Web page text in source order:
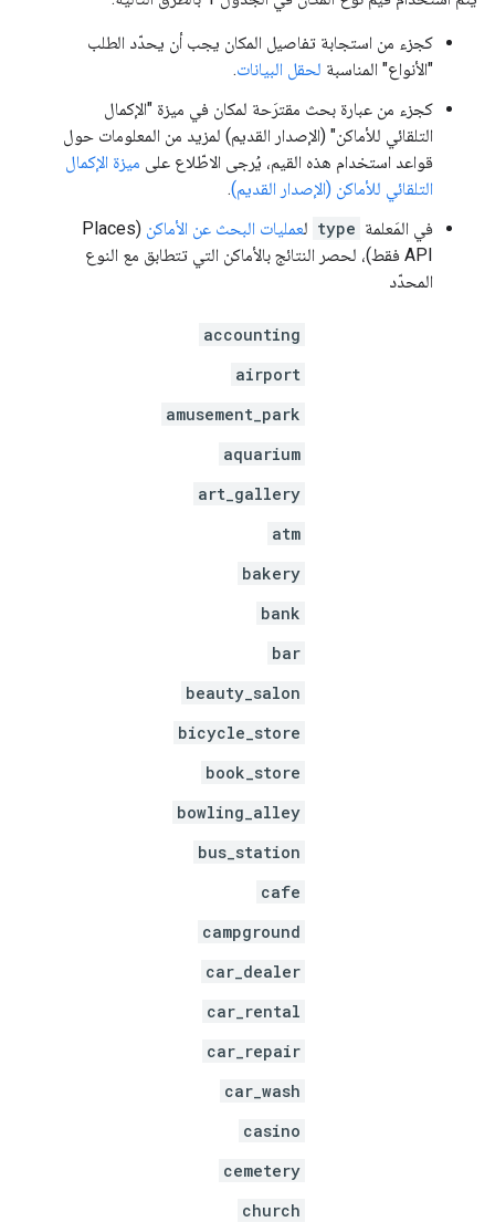
كجزء من استجابة تفاصيل المكان يجب أن يحدّد الطلب
"الأنواع" المناسبة لحقل البيانات.
كجزء من عبارة بحث مقترَحة لمكان في ميزة "الإكمال
التلقائي للأماكن" (الإصدار القديم) لمزيد من المعلومات حول
قواعد استخدام هذه القيم، يُرجى الاطّلاع على ميزة الإكمال
التلقائي للأماكن (الإصدار القديم).
في المَعلمة type لعمليات البحث عن الأماكن (Places
API فقط)، لحصر النتائج بالأماكن التي تتطابق مع النوع
المحدّد
accounting
airport
amusement_park
aquarium
art_gallery
atm
bakery
bank
bar
beauty_salon
bicycle_store
book_store
bowling_alley
bus_station
cafe
campground
car_dealer
car_rental
car_repair
car_wash
casino
cemetery
church